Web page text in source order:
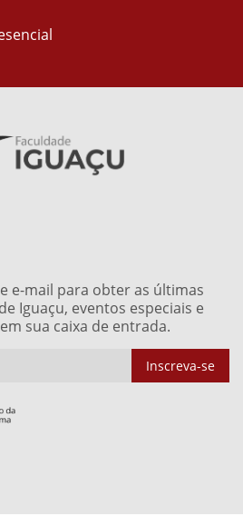
e-mail para obter as últimas
Iguaçu, eventos especiais e
sua caixa de entrada.
Inscreva-se